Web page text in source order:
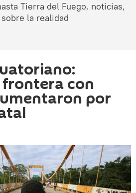
Tierra del Fuego, noticias,
la realidad
con
por